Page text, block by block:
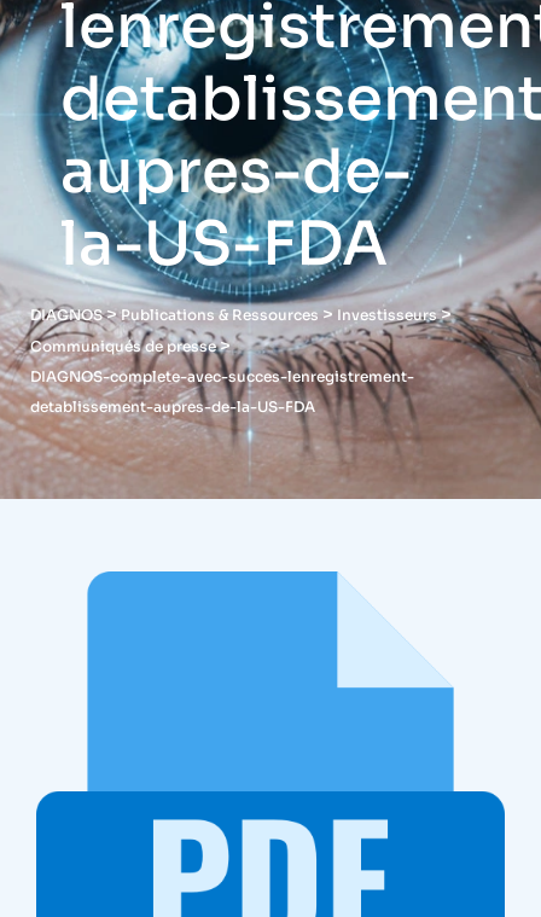
aupres-de-
la-US-FDA
DIAGNOS>Publications & Ressources > Investisseurs>
Communiqués de presse>
DIAGNOS-complete-avec-succes-lenregistrement-
detablissement-aupres-de-la-US-FDA